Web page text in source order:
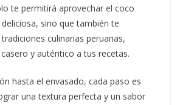
te permitirá aprovechar el coco
sino que también te
culinarias peruanas,
y auténtico a tus recetas.
hasta el envasado, cada paso es
una textura perfecta y un sabor